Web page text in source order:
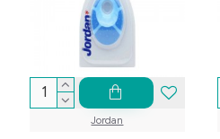
Jordan